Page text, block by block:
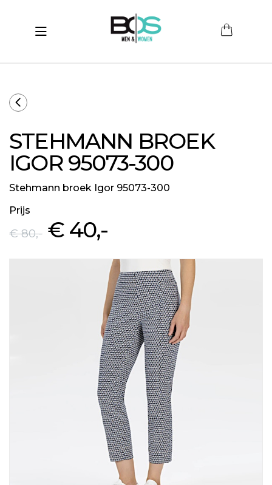
(Men)
(Sale)
Toggle navigation
STEHMANN BROEK
IGOR 95073-300
Stehmann broek Igor 95073-300
Prijs
€ 80,- € 40,-